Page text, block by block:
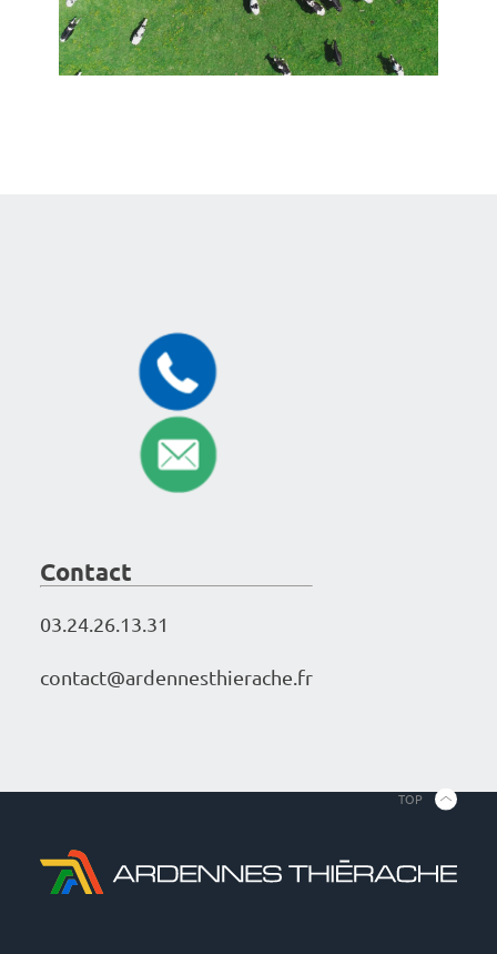
Contac­­­­­­­­­­­­t
03.24.26.13.31
contact@ar­­­­­­­­­­­­­­­­­­­den­­­­­­­­­­­­­­­­­­­nes­­­­­­­­­­­­­­­­­­­thie­­­­­­­­­­­­­­­­­­­rache.fr
TOP